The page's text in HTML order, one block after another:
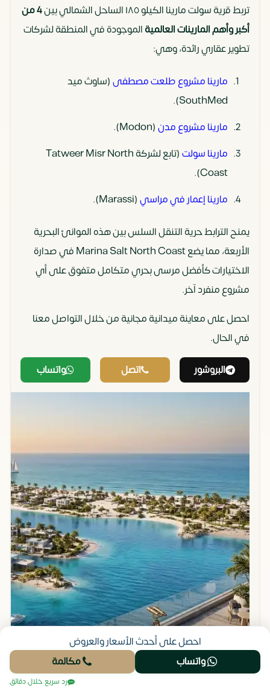
تربط قرية سولت مارينا الكيلو ١٨٥ الساحل الشمالي بين
4 من
أكبر وأهم المارينات العالميةالموجودة في المنطقة لشركات
تطوير عقاري رائدة، وهي:
مارينا مشروع طلعت مصطفى(ساوث ميد
SouthMed).
مارينا مشروع مدن(Modon).
مارينا سولت
(تابع لشركة Tatweer Misr North
Coast).
مارينا إعمار في مراسي(Marassi).
يمنح الترابط حرية التنقل السلس بين هذه الموانئ البحرية
الأربعة، مما يضع Marina Salt North Coast في صدارة
الاختيارات كأفضل مرسى بحري متكامل متفوق على أي
مشروع منفرد آخر.
احصل على معاينة ميدانية مجانية من خلال التواصل معنا
في الحال.
البروشور اتصل واتساب
احصل على أحدث الأسعار والعروض
واتساب
مكالمة
رد سريع خلال دقائق